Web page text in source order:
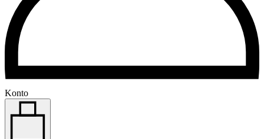
Konto